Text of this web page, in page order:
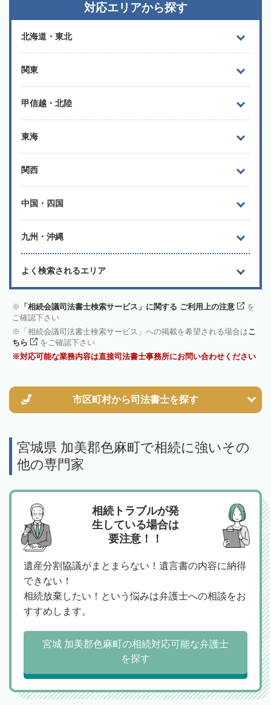
対応エリアから探す
北海道・東北
関東
甲信越・北陸
東海
関西
中国・四国
九州・沖縄
よく検索されるエリア
「相続会議司法書士検索サービス」に関する ご利用上の注意
を
ご確認下さい
「相続会議司法書士検索サービス」への掲載を希望される場合はこ
ちら
をご確認下さい
対応可能な業務内容は直接司法書士事務所にお問い合わせください
市区町村から司法書士を探す
宮城県 加美郡色麻町で相続に強いその
他の専門家
相続トラブルが発
生している場合は
要注意！！
遺産分割協議がまとまらない！遺言書の内容に納得
できない！
相続放棄したい！という悩みは弁護士への相談をお
すすめします。
宮城 加美郡色麻町の相続対応可能な弁護士
を探す